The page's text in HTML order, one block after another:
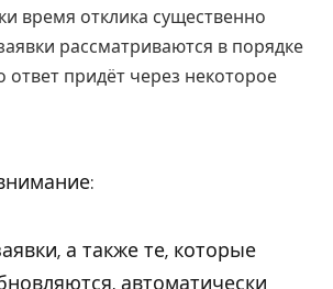
время отклика существенно
рассматриваются в порядке
ответ придёт через некоторое
а также те, которые